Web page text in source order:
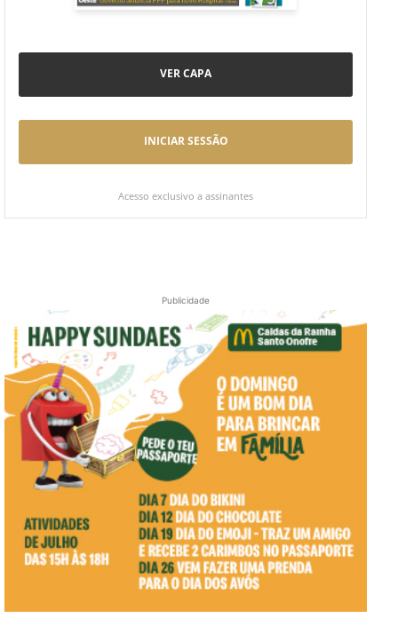
VER CAPA
INICIAR SESSÃO
Acesso exclusivo a assinantes
Publicidade